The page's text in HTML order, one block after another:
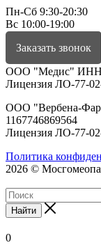
Пн-Сб 9:30-20:30
Вс 10:00-19:00
Заказать звонок
ООО "Медис" ИНН
Лицензия ЛО-77-
ООО "Вербена-
1167746869564
Лицензия ЛО-77-
Политика
2026 ©
Найти
0